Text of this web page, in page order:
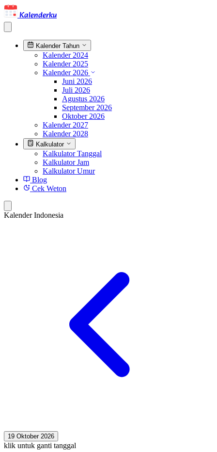
Kalenderku
Kalender Tahun
Kalender 2024
Kalender 2025
Kalender 2026
Juni 2026
Juli 2026
Agustus 2026
September 2026
Oktober 2026
Kalender 2027
Kalender 2028
Kalkulator
Kalkulator Tanggal
Kalkulator Jam
Kalkulator Umur
Blog
Cek Weton
Kalender Indonesia
19 Oktober 2026
klik untuk ganti tanggal